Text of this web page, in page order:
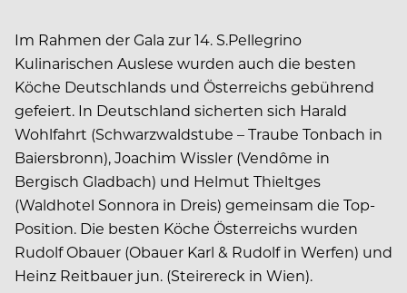
Im Rahmen der Gala zur 14. S.Pellegrino
Kulinarischen Auslese wurden auch die besten
Köche Deutschlands und Österreichs gebührend
gefeiert. In Deutschland sicherten sich Harald
Wohlfahrt (Schwarzwaldstube – Traube Tonbach in
Baiersbronn), Joachim Wissler (Vendôme in
Bergisch Gladbach) und Helmut Thieltges
(Waldhotel Sonnora in Dreis) gemeinsam die Top-
Position. Die besten Köche Österreichs wurden
Rudolf Obauer (Obauer Karl & Rudolf in Werfen) und
Heinz Reitbauer jun. (Steirereck in Wien).